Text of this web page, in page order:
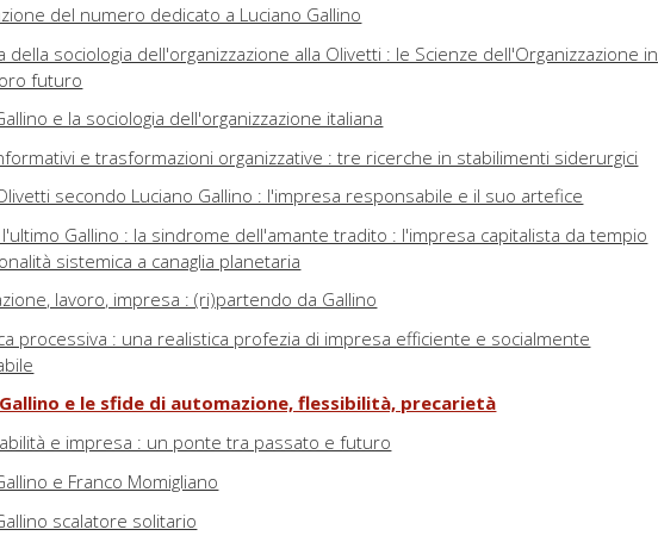
del numero dedicato a Luciano Gallino
della sociologia dell'organizzazione alla Olivetti : le Scienze dell'Organizzazione in
futuro
e la sociologia dell'organizzazione italiana
e trasformazioni organizzative : tre ricerche in stabilimenti siderurgici
secondo Luciano Gallino : l'impresa responsabile e il suo artefice
Gallino : la sindrome dell'amante tradito : l'impresa capitalista da tempio
sistemica a canaglia planetaria
lavoro, impresa : (ri)partendo da Gallino
processiva : una realistica profezia di impresa efficiente e socialmente
e le sfide di automazione, flessibilità, precarietà
e impresa : un ponte tra passato e futuro
e Franco Momigliano
scalatore solitario